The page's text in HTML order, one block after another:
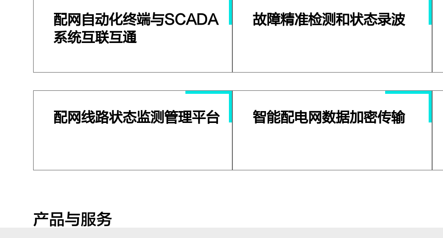
配网自动化终端与SCADA
系统互联互通
故障精准检测和状态录波
配网线路状态监测管理平台 智能配电网数据加密传输
产品与服务